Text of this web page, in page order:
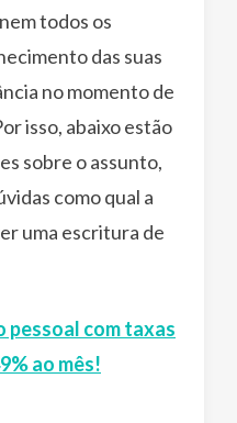
todos os
das suas
no momento de
isso, abaixo estão
sobre o assunto,
como qual a
uma escritura de
pessoal com taxas
ao mês!